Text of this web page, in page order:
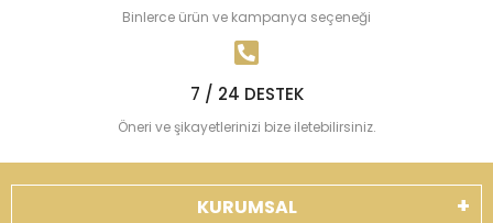
Binlerce ürün ve kampanya seçeneği
7 / 24 DESTEK
Öneri ve şikayetlerinizi bize iletebilirsiniz.
KURUMSAL